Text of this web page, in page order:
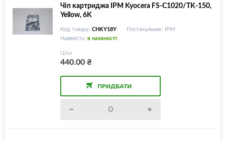
Чіп картриджа IPM Kyocera FS-C1020/TK-150,
Yellow, 6K
Код товару: CHKY18Y
Постачальник: IPM
Наявність: в наявності
Ціна
440.00₴
ПРИДБАТИ